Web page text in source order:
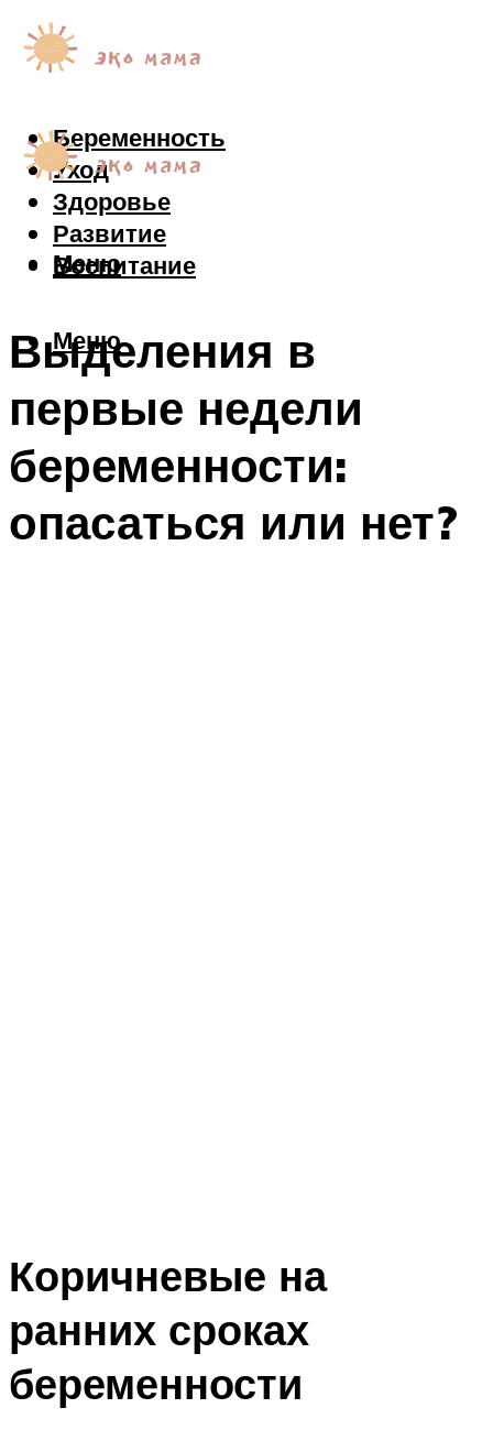
Беременность
Уход
Здоровье
Развитие
Воспитание
Меню
Меню
Выделения в
первые недели
беременности:
опасаться или нет?
Коричневые на
ранних сроках
беременности